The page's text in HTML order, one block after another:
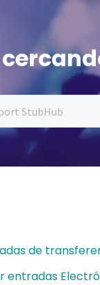
de
entradas